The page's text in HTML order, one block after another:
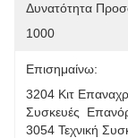
Δυνατότητα
1000
Επισημαίνω:
3204 Κιτ
Συσκευές
3054 Τεχνική